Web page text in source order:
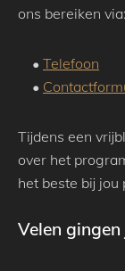
ons bereiken via:
• Telefoon
•
Tijdens een
over het
het beste bij jou
Velen